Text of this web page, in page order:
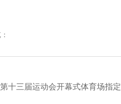
十三届运动会开幕式体育场指定